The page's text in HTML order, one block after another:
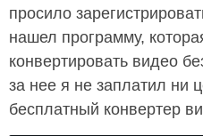
просило
нашел программу,
конвертировать видео
за нее я не заплатил ни
бесплатный конвертер